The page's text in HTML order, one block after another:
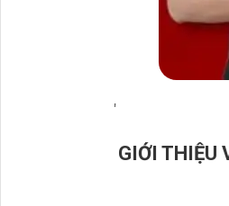
'
GIỚI THIỆU